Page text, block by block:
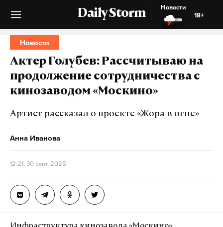
Daily Storm
Новости
18+
Новости
Актер Голубев: Рассчитываю на
продолжение сотрудничества с
кинозаводом «Москино»
Артист рассказал о проекте «Жора в огне»
Анна Иванова
12:21, 30 сент. 2025